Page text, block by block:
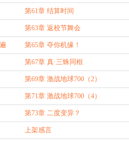
第61章 结算时间
第63章 返校节舞会
第65章 夺你机缘！
第67章 真·三蛛同框
第69章 激战地球700（2）
第71章 激战地球700（4）
第73章 二度变异？
上架感言